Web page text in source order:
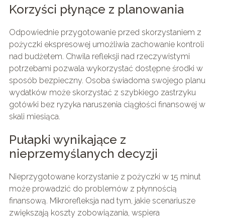
Korzyści płynące z planowania
Odpowiednie przygotowanie przed skorzystaniem z
pożyczki ekspresowej umożliwia zachowanie kontroli
nad budżetem. Chwila refleksji nad rzeczywistymi
potrzebami pozwala wykorzystać dostępne środki w
sposób bezpieczny. Osoba świadoma swojego planu
wydatków może skorzystać z szybkiego zastrzyku
gotówki bez ryzyka naruszenia ciągłości finansowej w
skali miesiąca.
Pułapki wynikające z
nieprzemyślanych decyzji
Nieprzygotowane korzystanie z pożyczki w 15 minut
może prowadzić do problemów z płynnością
finansową. Mikrorefleksja nad tym, jakie scenariusze
zwiększają koszty zobowiązania, wspiera